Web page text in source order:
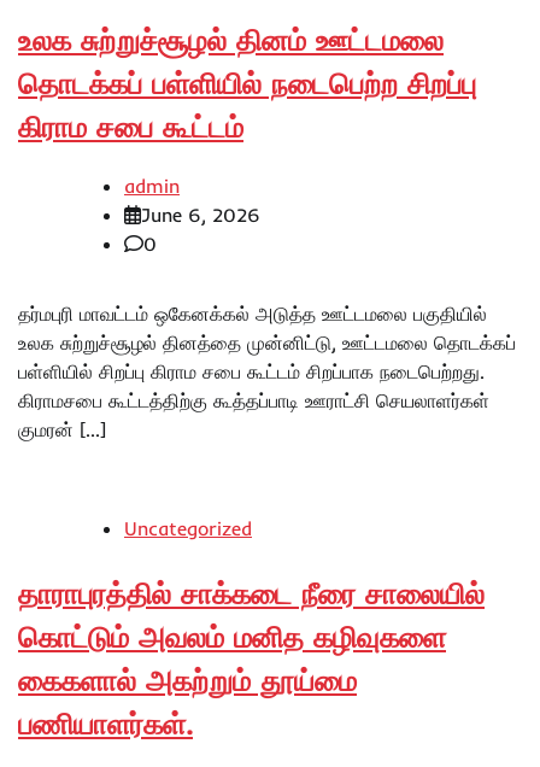
உலக சுற்றுச்சூழல் தினம் ஊட்டமலை
தொடக்கப் பள்ளியில் நடைபெற்ற சிறப்பு
கிராம சபை கூட்டம்
admin
June 6, 2026
0
தர்மபுரி மாவட்டம் ஒகேனக்கல் அடுத்த ஊட்டமலை பகுதியில்
உலக சுற்றுச்சூழல் தினத்தை முன்னிட்டு, ஊட்டமலை தொடக்கப்
பள்ளியில் சிறப்பு கிராம சபை கூட்டம் சிறப்பாக நடைபெற்றது.
கிராமசபை கூட்டத்திற்கு கூத்தப்பாடி ஊராட்சி செயலாளர்கள்
குமரன் […]
Uncategorized
தாராபுரத்தில் சாக்கடை நீரை சாலையில்
கொட்டும் அவலம் மனித கழிவுகளை
கைகளால் அகற்றும் தூய்மை
பணியாளர்கள்.